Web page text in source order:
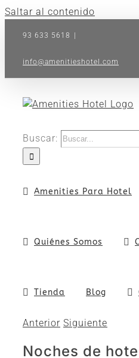
Saltar al contenido
93 633 5618
info@amenitieshotel.com
Buscar:
Amenities Para Hotel
Quiénes Somos
Tienda Blog
Anterior Siguiente
Noches de